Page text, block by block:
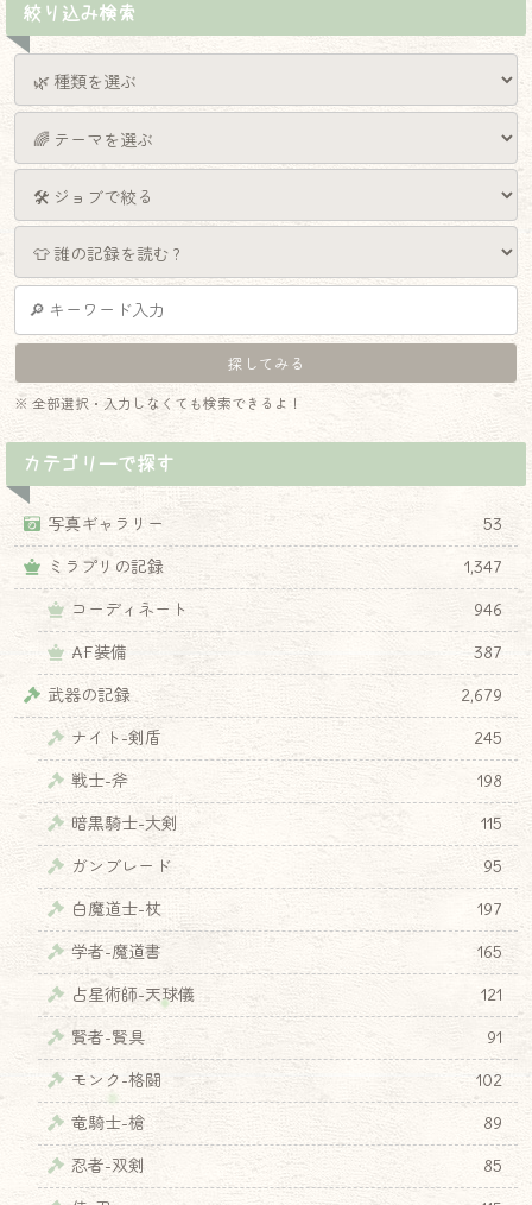
絞り込み検索
※ 全部選択・入力しなくても検索できるよ！
カテゴリーで探す
写真ギャラリー
53
ミラプリの記録
1,347
コーディネート
946
AF装備
387
武器の記録
2,679
ナイト-剣盾
245
戦士-斧
198
暗黒騎士-大剣
115
ガンブレード
95
白魔道士-杖
197
学者-魔道書
165
占星術師-天球儀
121
賢者-賢具
91
モンク-格闘
102
竜騎士-槍
89
忍者-双剣
85